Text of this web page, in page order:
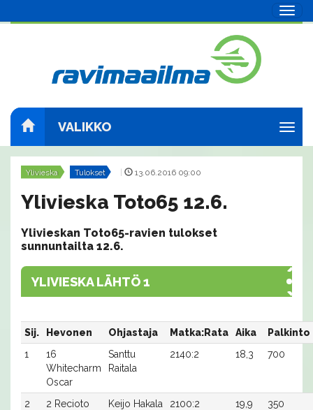
VALIKKO
Ylivieska Tulokset 13.06.2016 09:00
Ylivieska Toto65 12.6.
Ylivieskan Toto65-ravien tulokset
sunnuntailta 12.6.
YLIVIESKA LÄHTÖ 1
Sij. Hevonen Ohjastaja Matka:Rata Aika
Palkinto
1
16
Whitecharm
Oscar
Santtu
Raitala
2140:2 18,3 700
2 2 Recioto Keijo Hakala 2100:2 19,9
350